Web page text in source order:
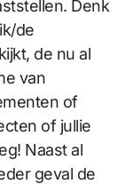
Denk
de
de nu al
van
of
of jullie
Naast al
geval de